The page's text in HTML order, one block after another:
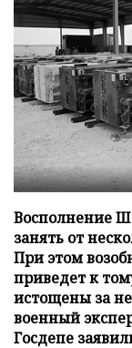
Восполнение
занять от
При этом
приведет к
истощены за
военный
Госдепе